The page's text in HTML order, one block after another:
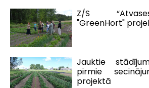
Z/S
"GreenHort"
Jauktie
pirmie
projektā